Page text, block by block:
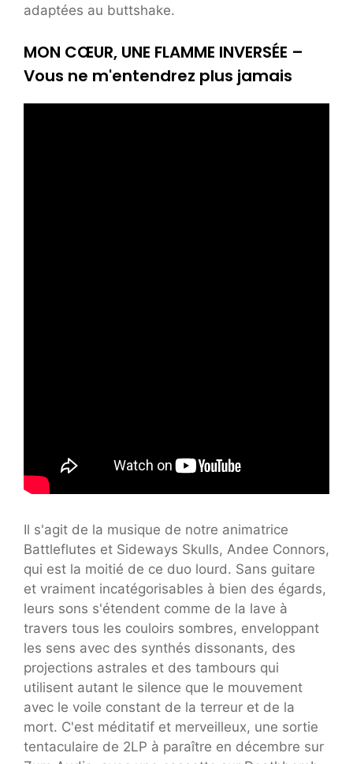
adaptées au buttshake.
MON CŒUR, UNE FLAMME INVERSÉE –
Vous ne m'entendrez plus jamais
Il s'agit de la musique de notre animatrice
Battleflutes et Sideways Skulls, Andee Connors,
qui est la moitié de ce duo lourd. Sans guitare
et vraiment incatégorisables à bien des égards,
leurs sons s'étendent comme de la lave à
travers tous les couloirs sombres, enveloppant
les sens avec des synthés dissonants, des
projections astrales et des tambours qui
utilisent autant le silence que le mouvement
avec le voile constant de la terreur et de la
mort. C'est méditatif et merveilleux, une sortie
tentaculaire de 2LP à paraître en décembre sur